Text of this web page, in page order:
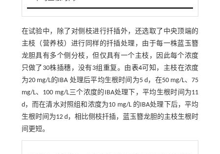
在试验中，除了对侧枝进行扦插外，还选取了中央顶端的
主枝（营养枝）进行同样的扦插处理，由于每一株蓝玉簪
龙胆具有多个侧分枝，但仅具有一个主枝，因此每个浓度
只做了30株插穗，没有3组重复。由 表4可知，主枝在浓度
为20 mg/L的IBA 处理后平均生根时间为5 d，在50 mg/L、75
mg/L、100 mg/L三个浓度的IBA处理下，平均生根时间为11
d，而在清水对照组和浓度为10 mg/L 的IBA处理下后，平均
生根时间为12 d，相比侧枝扦插，蓝玉簪龙胆的主枝生根时
间更短。